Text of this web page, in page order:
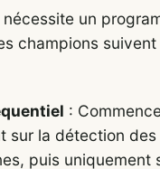
un
champions suivent
:
sur la détection
puis uniquement